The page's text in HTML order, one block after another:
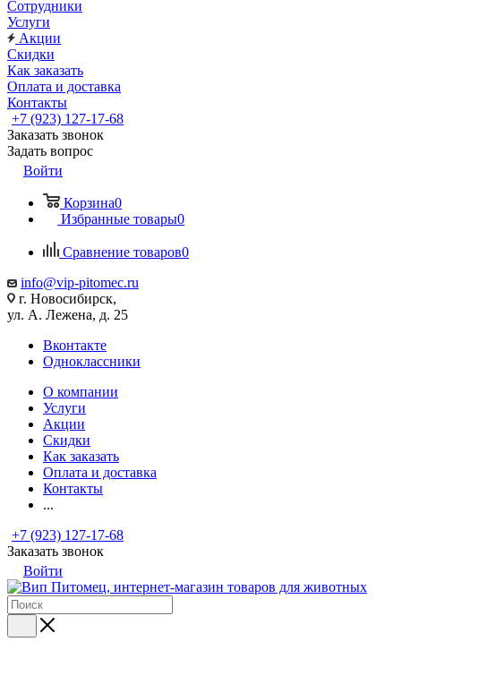
Сотрудники
Услуги
Акции
Скидки
Как заказать
Оплата и доставка
Контакты
+7 (923) 127-17-68
Заказать звонок
Задать вопрос
Войти
Корзина0
Избранные товары0
Сравнение товаров0
info@vip-pitomec.ru
г. Новосибирск,
ул. А. Лежена, д. 25
Вконтакте
Одноклассники
О компании
Услуги
Акции
Скидки
Как заказать
Оплата и доставка
Контакты
...
+7 (923) 127-17-68
Заказать звонок
Войти